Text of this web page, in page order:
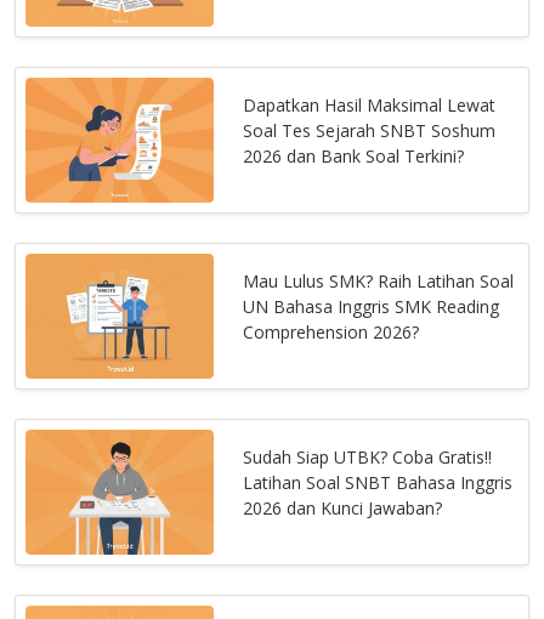
Dapatkan Hasil Maksimal Lewat
Soal Tes Sejarah SNBT Soshum
2026 dan Bank Soal Terkini?
Mau Lulus SMK? Raih Latihan Soal
UN Bahasa Inggris SMK Reading
Comprehension 2026?
Sudah Siap UTBK? Coba Gratis!!
Latihan Soal SNBT Bahasa Inggris
2026 dan Kunci Jawaban?